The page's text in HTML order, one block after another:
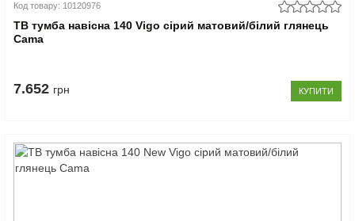
Код товару: 10120976
ТВ тумба навісна 140 Vigo сірий матовий/білий глянець
Cama
7.652 грн КУПИТИ